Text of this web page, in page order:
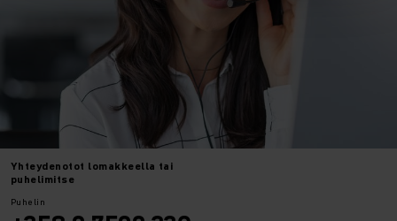
Yhteydenotot lomakkeella tai
puhelimitse
Puhelin